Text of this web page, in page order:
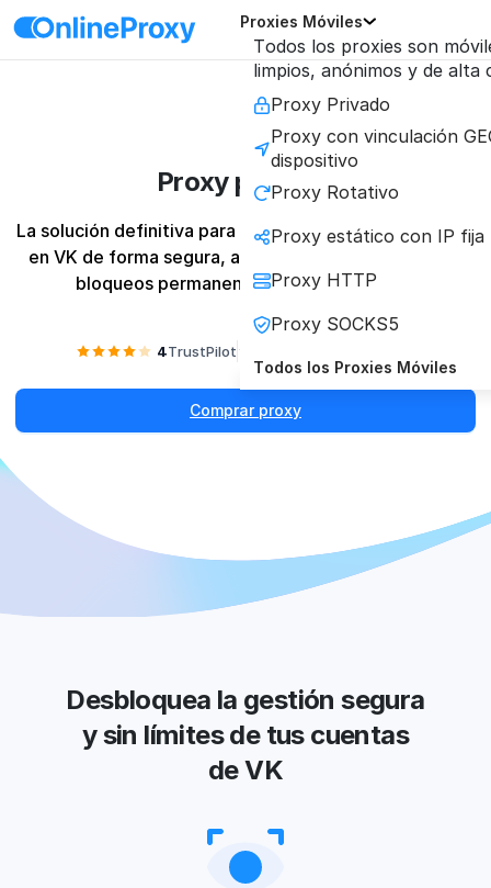
Proxies Móviles
Todos los proxies son
limpios, anónimos y de alta
Proxy Privado
Proxy con vinculación
dispositivo
Proxy Rotativo
Proxy estático con IP fija
Proxy HTTP
Proxy SOCKS5
Todos los Proxies Móviles
Proxy para VK
La solución definitiva para gestionar múltiples perfiles
en VK de forma segura, automatizar tareas y evitar
bloqueos permanentes de la plataforma.
4TrustPilot
Comprar proxy
Desbloquea la gestión segura
y sin límites de tus cuentas
de VK